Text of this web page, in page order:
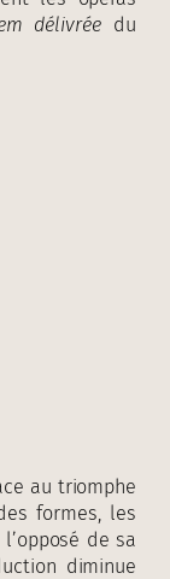
délivréedu
au triomphe
formes, les
de sa
diminue